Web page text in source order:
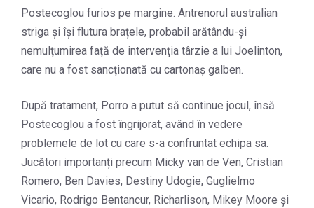
Postecoglou furios pe margine. Antrenorul australian
striga și își flutura brațele, probabil arătându-și
nemulțumirea față de intervenția târzie a lui Joelinton,
care nu a fost sancționată cu cartonaș galben.
După tratament, Porro a putut să continue jocul, însă
Postecoglou a fost îngrijorat, având în vedere
problemele de lot cu care s-a confruntat echipa sa.
Jucători importanți precum Micky van de Ven, Cristian
Romero, Ben Davies, Destiny Udogie, Guglielmo
Vicario, Rodrigo Bentancur, Richarlison, Mikey Moore și